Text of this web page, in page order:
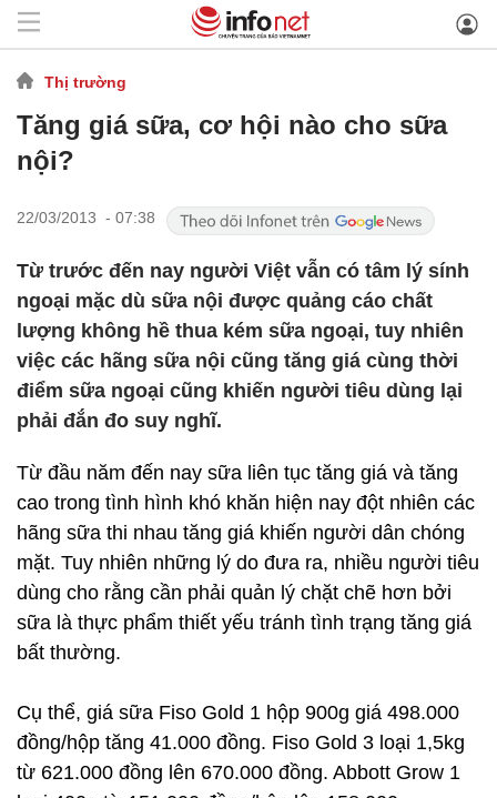
Thị trường
Tăng giá sữa, cơ hội nào cho sữa
nội?
22/03/2013 - 07:38
Từ trước đến nay người Việt vẫn có tâm lý sính
ngoại mặc dù sữa nội được quảng cáo chất
lượng không hề thua kém sữa ngoại, tuy nhiên
việc các hãng sữa nội cũng tăng giá cùng thời
điểm sữa ngoại cũng khiến người tiêu dùng lại
phải đắn đo suy nghĩ.
Từ đầu năm đến nay sữa liên tục tăng giá và tăng
cao trong tình hình khó khăn hiện nay đột nhiên các
hãng sữa thi nhau tăng giá khiến người dân chóng
mặt. Tuy nhiên những lý do đưa ra, nhiều người tiêu
dùng cho rằng cần phải quản lý chặt chẽ hơn bởi
sữa là thực phẩm thiết yếu tránh tình trạng tăng giá
bất thường.
Cụ thể, giá sữa Fiso Gold 1 hộp 900g giá 498.000
đồng/hộp tăng 41.000 đồng. Fiso Gold 3 loại 1,5kg
từ 621.000 đồng lên 670.000 đồng. Abbott Grow 1